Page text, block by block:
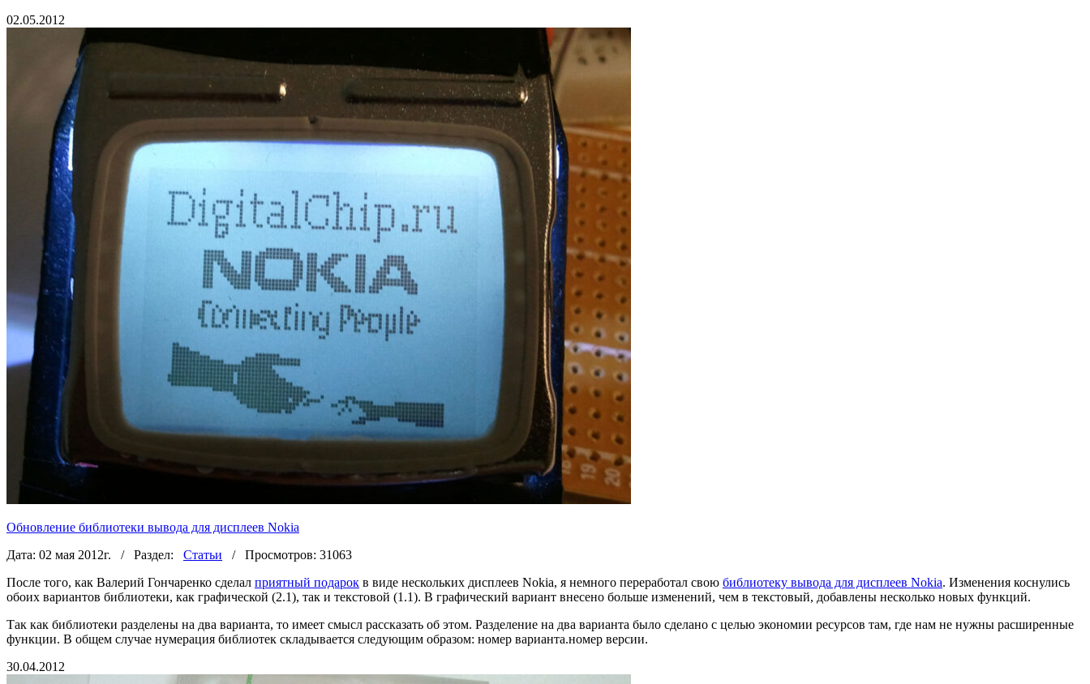
02.05.2012
Обновление библиотеки вывода для дисплеев Nokia
Дата: 02 мая 2012г. / Раздел: Статьи / Просмотров: 31063
После того, как Валерий Гончаренко сделал приятный подарок в виде нескольких дисплеев Nokia, я немного переработал свою библиотеку вывода для дисплеев Nokia. Изменения коснулись
обоих вариантов библиотеки, как графической (2.1), так и текстовой (1.1). В графический вариант внесено больше изменений, чем в текстовый, добавлены несколько новых функций.
Так как библиотеки разделены на два варианта, то имеет смысл рассказать об этом. Разделение на два варианта было сделано с целью экономии ресурсов там, где нам не нужны расширенные
функции. В общем случае нумерация библиотек складывается следующим образом: номер варианта.номер версии.
30.04.2012